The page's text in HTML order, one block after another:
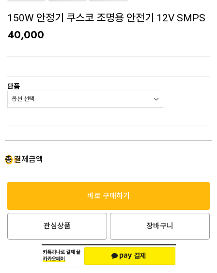
150W 안정기 쿠스코 조명용 안전기 12V SMPS
40,000
단품
총 결제금액
0원
바로 구매하기
관심상품 장바구니